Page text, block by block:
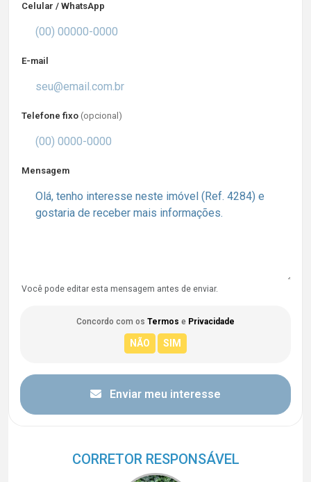
Celular / WhatsApp
E-mail
Telefone fixo (opcional)
Mensagem
Você pode editar esta mensagem antes de enviar.
Concordo com os Termos e Privacidade
Enviar meu interesse
CORRETOR RESPONSÁVEL